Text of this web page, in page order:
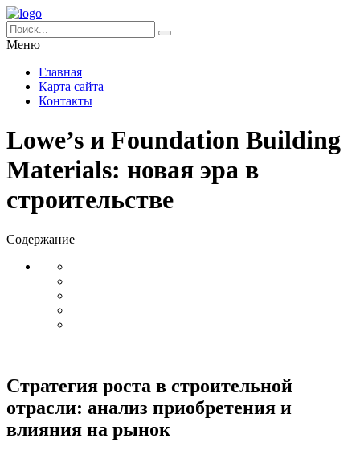
Меню
Главная
Карта сайта
Контакты
Lowe’s и Foundation Building
Materials: новая эра в
строительстве
Содержание
Стратегия роста в строительной
отрасли: анализ приобретения и
влияния на рынок